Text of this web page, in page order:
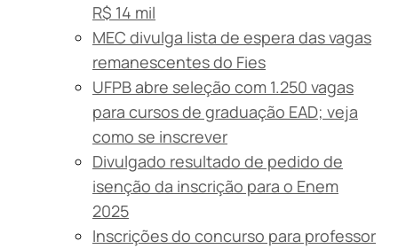
R$ 14 mil
MEC divulga lista de espera das vagas
remanescentes do Fies
UFPB abre seleção com 1.250 vagas
para cursos de graduação EAD; veja
como se inscrever
Divulgado resultado de pedido de
isenção da inscrição para o Enem
2025
Inscrições do concurso para professor